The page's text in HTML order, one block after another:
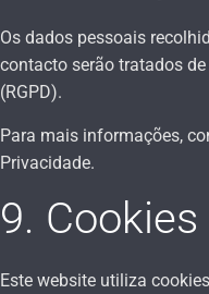
Os dados pessoais
contacto serão tratados
(RGPD).
Para mais informações,
Privacidade.
9. Cookies
Este website utiliza